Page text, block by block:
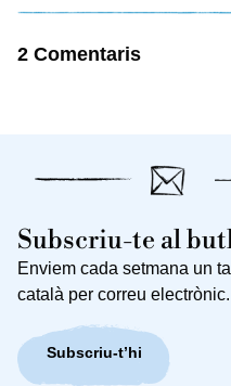
2 Comentaris
Subscriu-te al
Enviem cada setmana un
català per correu electrònic.
Subscriu-t’hi